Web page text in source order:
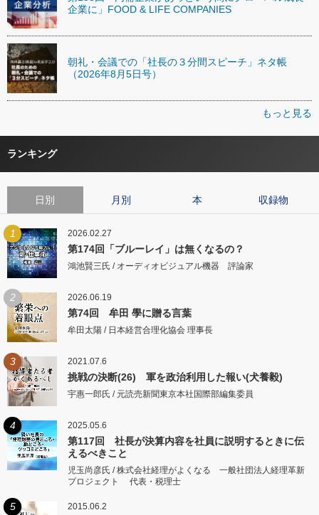
企業に」FOOD & LIFE COMPANIES
朝礼・会議での「社長の３分間スピーチ」ネタ帳
（2026年8月5日号）
もっと見る
ランキング
日別 月別 本 収録物
1 2026.02.27
第174回「ブルーレイ」は無くなるの？
鴻池賢三氏 / オーディオビジュアル機器 評論家
2 2026.06.19
第74回 牟田 學に贈る言葉
牟田太陽 / 日本経営合理化協会 理事長
3 2021.07.6
挑戦の決断(26) 軍を政治利用した報い(犬養毅)
宇惠一郎氏 / 元読売新聞東京本社国際部編集委員
4 2025.05.6
第117回 社長が決算内容を社員に説明するときに伝
えるべきこと
児玉尚彦氏 / 株式会社経理がよくなる 一般社団法人経理革新
プロジェクト 代表・税理士
5 2015.06.2